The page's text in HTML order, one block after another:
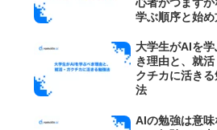
学ぶ順序と始め
大学生がAIを学
き理由と、就
クチカに活き
法
AIの勉強は意味